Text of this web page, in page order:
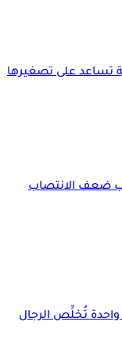
3 أصناف تسبب ضعف الانتصاب
تُخلِّص الرجال